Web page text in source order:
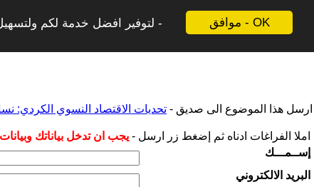
موافق - OK
لتوفير افضل خدمة لكم
ارسل هذا الموضوع الى صديق - تحديات الاقتصاد النسوي الكردي:
املا الفراغات ادناه ثم إضغط زر ارسل - يجب ان تدخل بياناتك
إســمـــك
البريد الالكتروني